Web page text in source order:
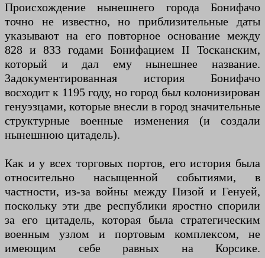
Происхождение нынешнего города Бонифачо
точно не известно, но приблизительные даты
указывают на его повторное основание между
828 и 833 годами Бонифацием II Тосканским,
который и дал ему нынешнее название.
Задокументированная история Бонифачо
восходит к 1195 году, но город был колонизирован
генуэзцами, которые внесли в город значительные
структурные военные изменения (и создали
нынешнюю цитадель).
Как и у всех торговых портов, его история была
относительно насыщенной событиями, в
частности, из-за войны между Пизой и Генуей,
поскольку эти две республики яростно спорили
за его цитадель, которая была стратегическим
военным узлом и портовым комплексом, не
имеющим себе равных на Корсике.